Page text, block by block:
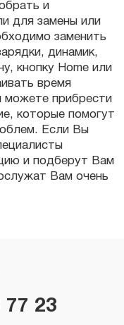
и
для замены или
заменить
динамик,
кнопку Home или
время
можете прибрести
которые помогут
Если Вы
и подберут Вам
Вам очень
77 23